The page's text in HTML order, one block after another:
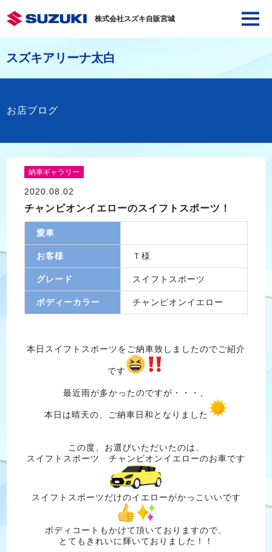
株式会社スズキ自販宮城
スズキアリーナ太白
お店ブログ
納車ギャラリー
2020.08.02
チャンピオンイエローのスイフトスポーツ！
愛車
お客様 Ｔ様
グレード スイフトスポーツ
ボディーカラー チャンピオンイエロー
本日スイフトスポーツをご納車致しましたのでご紹介
です
最近雨が多かったのですが・・・、
本日は晴天の、ご納車日和となりました
この度、お選びいただいたのは、
スイフトスポーツ チャンピオンイエローのお車です
スイフトスポーツだけのイエローがかっこいいです
ボディコートもかけて頂いておりますので、
とてもきれいに輝いておりました！！